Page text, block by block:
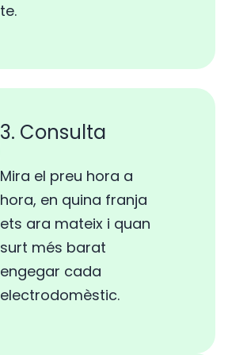
te.
3. Consulta
Mira el preu hora a
hora, en quina franja
ets ara mateix i quan
surt més barat
engegar cada
electrodomèstic.